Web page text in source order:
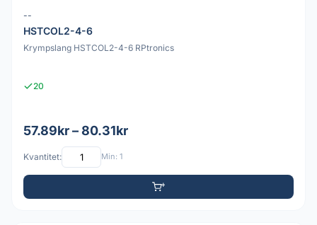
--
HSTCOL2-4-6
Krympslang HSTCOL2-4-6 RPtronics
20
57.89kr – 80.31kr
Kvantitet: Min: 1